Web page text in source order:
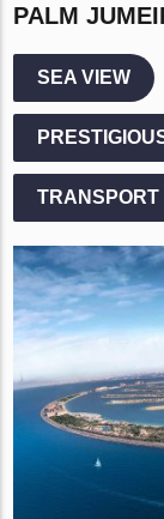
PALM
SEA VIEW